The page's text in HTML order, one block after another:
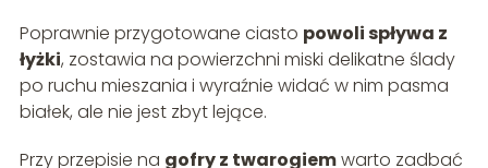
Poprawnie przygotowane ciasto powoli spływa z
łyżki, zostawia na powierzchni miski delikatne ślady
po ruchu mieszania i wyraźnie widać w nim pasma
białek, ale nie jest zbyt lejące.
Przy przepisie na gofry z twarogiemwarto zadbać